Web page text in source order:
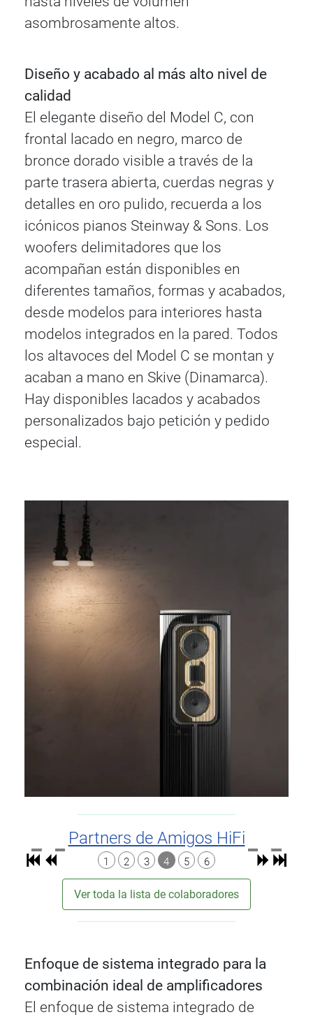
asombrosamente altos.
Diseño y acabado al más alto nivel de
calidad
El elegante diseño del Model C, con
frontal lacado en negro, marco de
bronce dorado visible a través de la
parte trasera abierta, cuerdas negras y
detalles en oro pulido, recuerda a los
icónicos pianos Steinway & Sons. Los
woofers delimitadores que los
acompañan están disponibles en
diferentes tamaños, formas y acabados,
desde modelos para interiores hasta
modelos integrados en la pared. Todos
los altavoces del Model C se montan y
acaban a mano en Skive (Dinamarca).
Hay disponibles lacados y acabados
personalizados bajo petición y pedido
especial.
Partners de Amigos HiFi
1 2 3 4 5 6
Ver toda la lista de colaboradores
Enfoque de sistema integrado para la
combinación ideal de amplificadores
El enfoque de sistema integrado de